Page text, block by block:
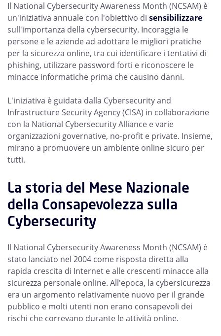
Il National Cybersecurity Awareness Month (NCSAM) è
un'iniziativa annuale con l'obiettivo di sensibilizzare
sull'importanza della cybersecurity. Incoraggia le
persone e le aziende ad adottare le migliori pratiche
per la sicurezza online, tra cui identificare i tentativi di
phishing, utilizzare password forti e riconoscere le
minacce informatiche prima che causino danni.
L'iniziativa è guidata dalla Cybersecurity and
Infrastructure Security Agency (CISA) in collaborazione
con la National Cybersecurity Alliance e varie
organizzazioni governative, no-profit e private. Insieme,
mirano a promuovere un ambiente online sicuro per
tutti.
La storia del Mese Nazionale
della Consapevolezza sulla
Cybersecurity
Il National Cybersecurity Awareness Month (NCSAM) è
stato lanciato nel 2004 come risposta diretta alla
rapida crescita di Internet e alle crescenti minacce alla
sicurezza personale online. All'epoca, la cybersicurezza
era un argomento relativamente nuovo per il grande
pubblico e molti utenti non erano consapevoli dei
rischi che correvano durante le attività online.